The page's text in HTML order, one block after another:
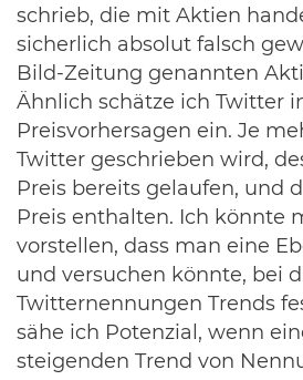
schrieb, die mit Aktien
sicherlich absolut falsch
Bild-Zeitung genannten
Ähnlich schätze ich Twitter
Preisvorhersagen ein. Je
Twitter geschrieben wird,
Preis bereits gelaufen, und
Preis enthalten. Ich könnte
vorstellen, dass man eine
und versuchen könnte, bei
Twitternennungen Trends
sähe ich Potenzial, wenn
steigenden Trend von